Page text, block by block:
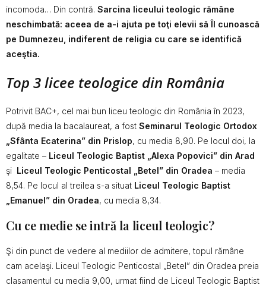
incomoda… Din contră. Sarcina liceului teologic rămâne
neschimbată: aceea de a-i ajuta pe toţi elevii să Îl cunoască
pe Dumnezeu, indiferent de religia cu care se identifică
aceştia.
Top 3 licee teologice din România
Potrivit BAC+, cel mai bun liceu teologic din România în 2023,
după media la bacalaureat, a fost Seminarul Teologic Ortodox
„Sfânta Ecaterina” din Prislop, cu media 8,90. Pe locul doi, la
egalitate – Liceul Teologic Baptist „Alexa Popovici” din Arad
şi Liceul Teologic Penticostal „Betel” din Oradea – media
8,54. Pe locul al treilea s-a situat Liceul Teologic Baptist
„Emanuel” din Oradea, cu media 8,34.
Cu ce medie se intră la liceul teologic?
Şi din punct de vedere al mediilor de admitere, topul rămâne
cam acelaşi. Liceul Teologic Penticostal „Betel” din Oradea preia
clasamentul cu media 9,00, urmat fiind de Liceul Teologic Baptist